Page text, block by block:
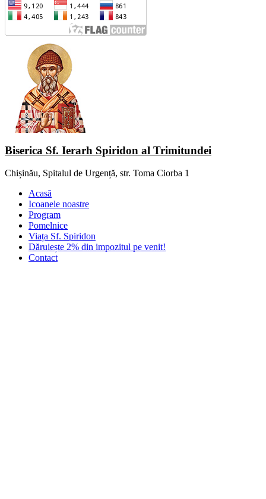
Biserica Sf. Ierarh Spiridon al Trimitundei
Chișinău, Spitalul de Urgență, str. Toma Ciorba 1
Acasă
Icoanele noastre
Program
Pomelnice
Viața Sf. Spiridon
Dăruiește 2% din impozitul pe venit!
Contact